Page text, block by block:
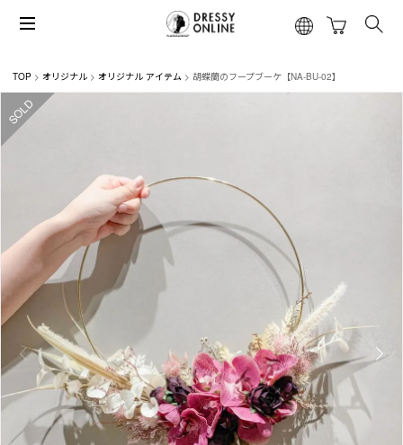
TOP オリジナル オリジナル アイテム 胡蝶蘭のフープブーケ【NA-BU-02】